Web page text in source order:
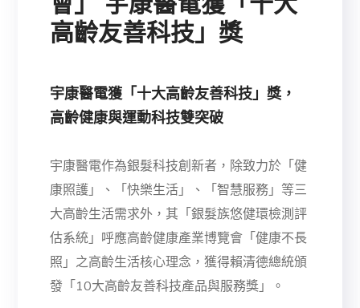
高齡友善科技」獎
宇康醫電獲「十大高齡友善科技」獎，
高齡健康與運動科技雙突破
宇康醫電作為銀髮科技創新者，除致力於「健
康照護」、「快樂生活」、「智慧服務」等三
大高齡生活需求外，其「銀髮族悠健環檢測評
估系統」呼應高齡健康產業博覽會「健康不長
照」之高齡生活核心理念，獲得賴清德總統頒
發「10大高齡友善科技產品與服務獎」。